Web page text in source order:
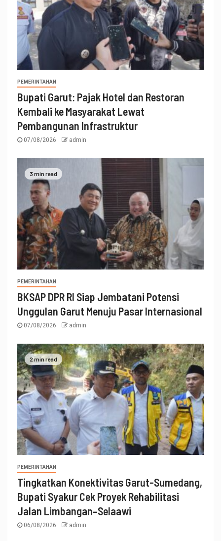
PEMERINTAHAN
Bupati Garut: Pajak Hotel dan Restoran
Kembali ke Masyarakat Lewat
Pembangunan Infrastruktur
07/08/2026 admin
3 min read
PEMERINTAHAN
BKSAP DPR RI Siap Jembatani Potensi
Unggulan Garut Menuju Pasar Internasional
07/08/2026 admin
2 min read
PEMERINTAHAN
Tingkatkan Konektivitas Garut-Sumedang,
Bupati Syakur Cek Proyek Rehabilitasi
Jalan Limbangan–Selaawi
06/08/2026 admin